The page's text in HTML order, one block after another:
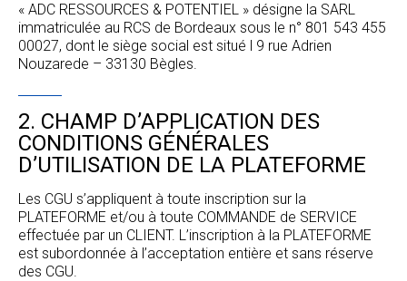
« ADC RESSOURCES & POTENTIEL » désigne la SARL
immatriculée au RCS de Bordeaux sous le n° 801 543 455
00027, dont le siège social est situé l 9 rue Adrien
Nouzarede – 33130 Bègles.
2. CHAMP D’APPLICATION DES
CONDITIONS GÉNÉRALES
D’UTILISATION DE LA PLATEFORME
Les CGU s’appliquent à toute inscription sur la
PLATEFORME et/ou à toute COMMANDE de SERVICE
effectuée par un CLIENT. L’inscription à la PLATEFORME
est subordonnée à l’acceptation entière et sans réserve
des CGU.